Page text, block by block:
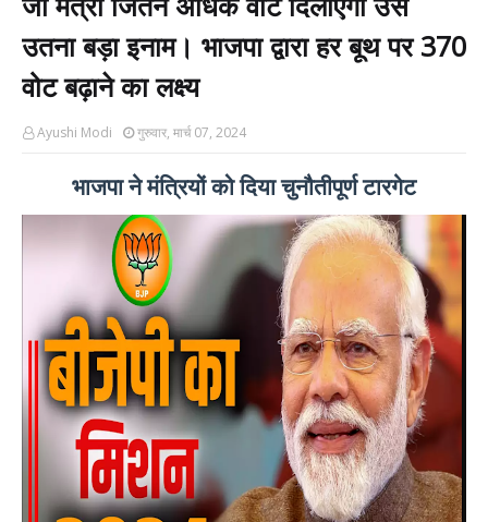
उतना बड़ा इनाम। भाजपा द्वारा हर बूथ पर 370
वोट बढ़ाने का लक्ष्य
Ayushi Modi गुरुवार, मार्च 07, 2024
भाजपा ने मंत्रियों को दिया चुनौतीपूर्ण टारगेट